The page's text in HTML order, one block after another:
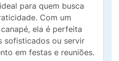
para quem busca
Com um
ela é perfeita
sofisticados ou servir
em festas e reuniões.